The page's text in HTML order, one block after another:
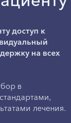
доступ к
на всех
в
лечения.